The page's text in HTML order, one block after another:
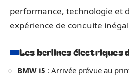
performance, technologie et
expérience de conduite
Les berlines électriques
BMW i5 : Arrivée prévue au